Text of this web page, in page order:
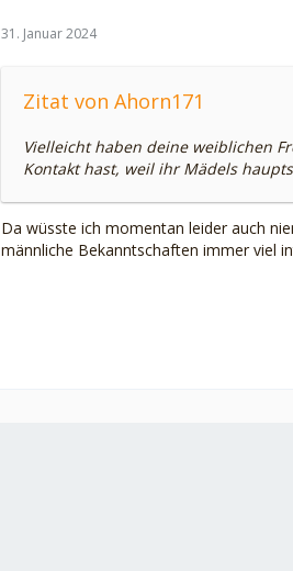
31. Januar 2024
Zitat von Ahorn171
Vielleicht haben deine weiblichen
Kontakt hast, weil ihr Mädels
Da wüsste ich momentan leider auch
männliche Bekanntschaften immer viel